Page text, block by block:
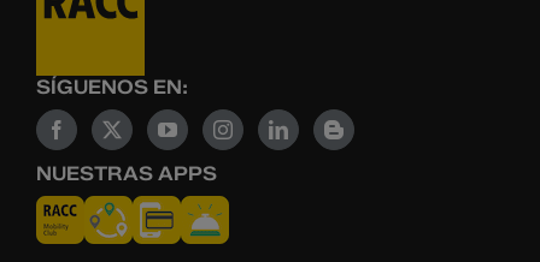
SÍGUENOS EN:
NUESTRAS APPS